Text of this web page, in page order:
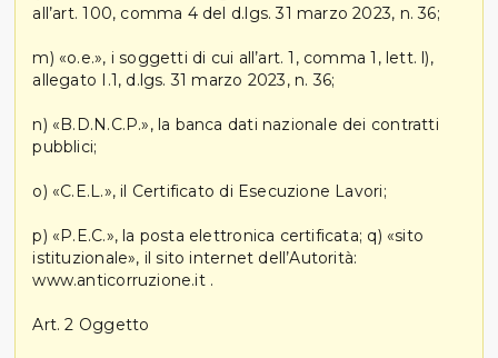
all’art. 100, comma 4 del d.lgs. 31 marzo 2023, n. 36;
m) «o.e.», i soggetti di cui all’art. 1, comma 1, lett. l),
allegato I.1, d.lgs. 31 marzo 2023, n. 36;
n) «B.D.N.C.P.», la banca dati nazionale dei contratti
pubblici;
o) «C.E.L.», il Certificato di Esecuzione Lavori;
p) «P.E.C.», la posta elettronica certificata; q) «sito
istituzionale», il sito internet dell’Autorità:
www.anticorruzione.it .
Art. 2 Oggetto